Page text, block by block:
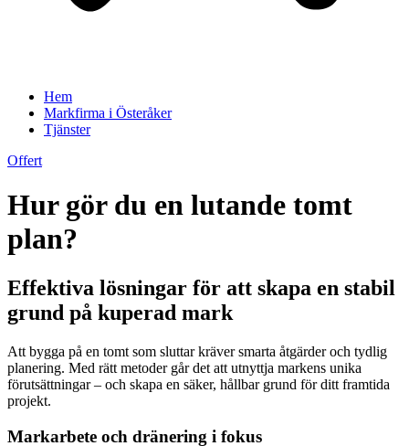
Hem
Markfirma i Österåker
Tjänster
Offert
Hur gör du en lutande tomt
plan?
Effektiva lösningar för att skapa en stabil
grund på kuperad mark
Att bygga på en tomt som sluttar kräver smarta åtgärder och tydlig
planering. Med rätt metoder går det att utnyttja markens unika
förutsättningar – och skapa en säker, hållbar grund för ditt framtida
projekt.
Markarbete och dränering i fokus